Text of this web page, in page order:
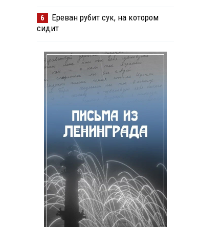
6
Ереван рубит сук, на котором
сидит